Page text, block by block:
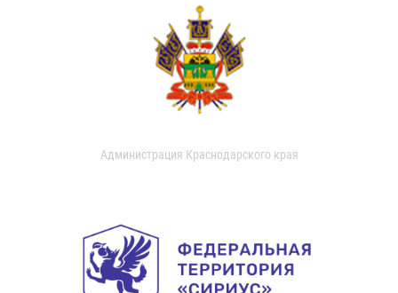
Администрация Краснодарского края